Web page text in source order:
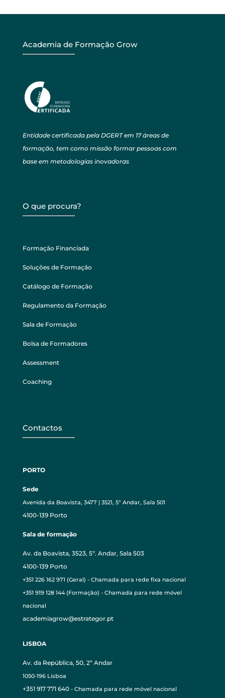
Academia de Formação Grow
Entidade certificada pela DGERT em 17 áreas de
formação, tem como missão formar pessoas com
base em metodologias inovadoras
O que procura?
Formação Financiada
Soluções de Formação
Catálogo de Formação
Regulamento da Formação
Sala de Formação
Bolsa de Formadores
Assessment
Coaching
Contactos
PORTO
Sede
Avenida da Boavista, 3477 | 3521, 5º Andar, Sala 501
4100-139 Porto
Sala de formação
Av. da Boavista, 3523, 5º. Andar, Sala 503
4100-139 Porto
+351 226 162 971 (Geral) - Chamada para rede fixa nacional
+351 919 128 144 (Formação) - Chamada para rede móvel
nacional
academiagrow@estrategor.pt
LISBOA
Av. da República, 50, 2º Andar
1050-196 Lisboa
+351 917 771 640- Chamada para rede móvel nacional